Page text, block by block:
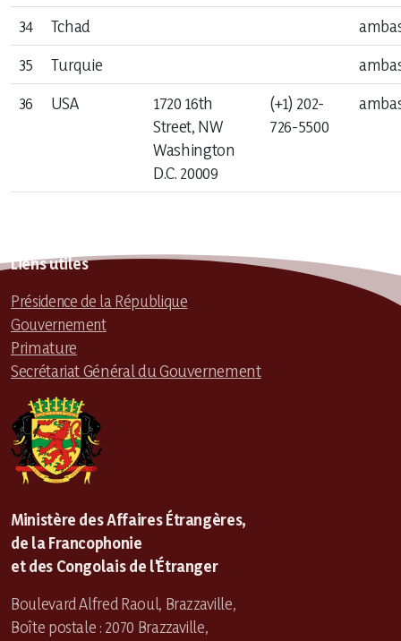
34 Tchad
35
Turquie
36
USA
1720 16th
Street, NW
Washington
D.C. 20009
(+1) 202-
726-5500
Liens utiles
Présidence de la République
Gouvernement
Primature
Secrétariat Général du Gouvernement
Ministère des Affaires Étrangères,
de la Francophonie
et des Congolais de l'Étranger
Boulevard Alfred Raoul, Brazzaville,
Boîte postale : 2070 Brazzaville,